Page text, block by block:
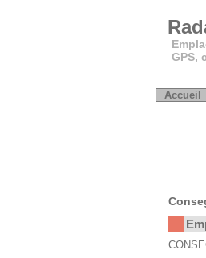
GPS,
Accueil